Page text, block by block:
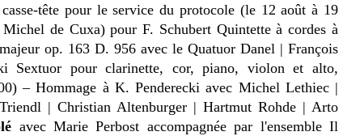
tête pour le service du protocole (le 12 août à 19
Michel de Cuxa) pour F. Schubert Quintette à cordes à
op. 163 D. 956 avec le Quatuor Danel | François
Sextuor pour clarinette, cor, piano, violon et alto,
– Hommage à K. Penderecki avec Michel Lethiec |
| Christian Altenburger | Hartmut Rohde | Arto
avec Marie Perbost accompagnée par l'ensemble Il